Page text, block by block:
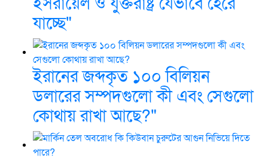
যাচ্ছে"
ইরানের জব্দকৃত ১০০ বিলিয়ন
ডলারের সম্পদগুলো কী এবং সেগুলো
কোথায় রাখা আছে?"